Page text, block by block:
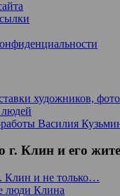
художников,
людей
Василия
г. Клин и его
Клин и не только…
люди Клина